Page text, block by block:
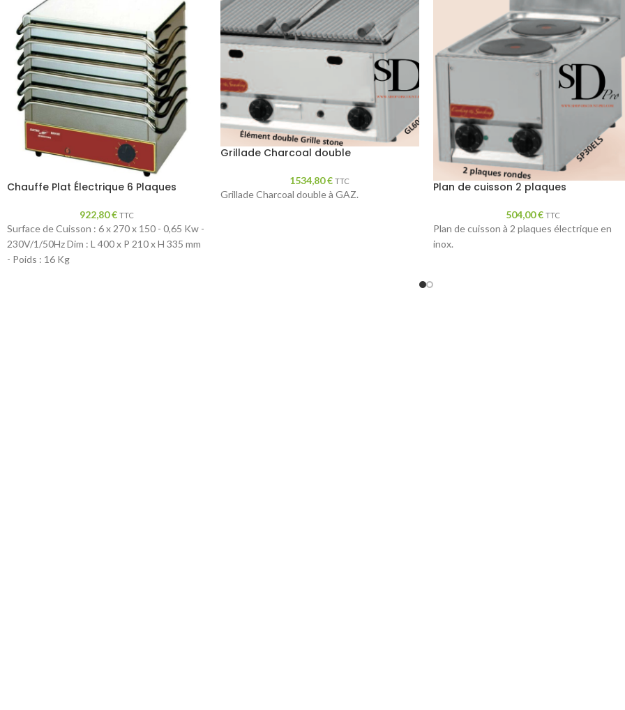
Chauffe Plat Électrique 6 Plaques
922,80€ TTC
Surface de Cuisson : 6 x 270 x 150 - 0,65 Kw -
230V/1/50Hz Dim : L 400 x P 210 x H 335 mm
- Poids : 16 Kg
Grillade Charcoal double
1534,80€ TTC
Grillade Charcoal double à GAZ. Plan de cuisson 2 plaques
504,00€ TTC
Plan de cuisson à 2 plaques électrique en
inox.